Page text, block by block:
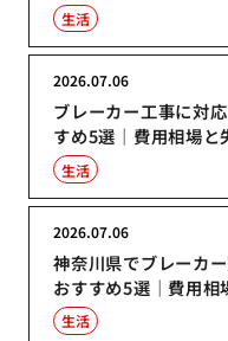
生活
ブレーカー工事に対
すめ5選｜費用相場と
2026.07.06
生活
神奈川県でブレーカ
おすすめ5選｜費用相
2026.07.06
生活